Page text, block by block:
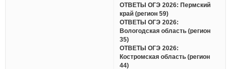
ОТВЕТЫ ОГЭ 2026: Пермский
край (регион 59)
ОТВЕТЫ ОГЭ 2026:
Вологодская область (регион
35)
ОТВЕТЫ ОГЭ 2026:
Костромская область (регион
44)